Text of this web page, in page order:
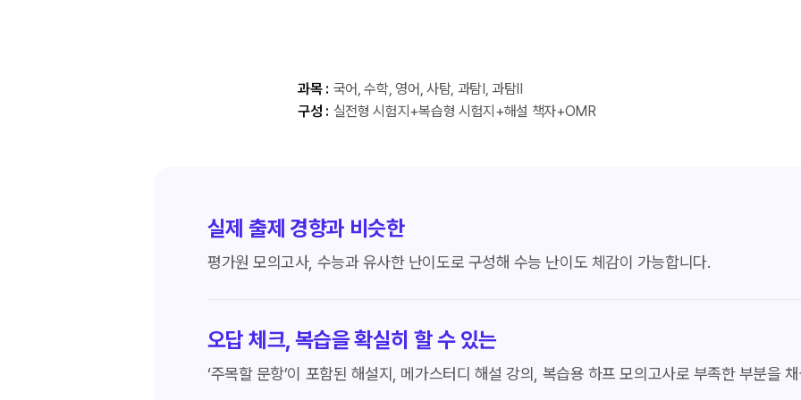
과목 : 국어, 수학, 영어, 사탐, 과탐Ⅰ, 과탐Ⅱ
구성 : 실전형 시험지+복습형 시험지+해설 책자+OMR
실제 출제 경향과 비슷한
평가원 모의고사, 수능과 유사한 난이도로 구성해 수능 난이도 체감이 가능합니다.
오답 체크, 복습을 확실히 할 수 있는
‘주목할 문항’이 포함된 해설지, 메가스터디 해설 강의, 복습용 하프 모의고사로 부족한 부분을